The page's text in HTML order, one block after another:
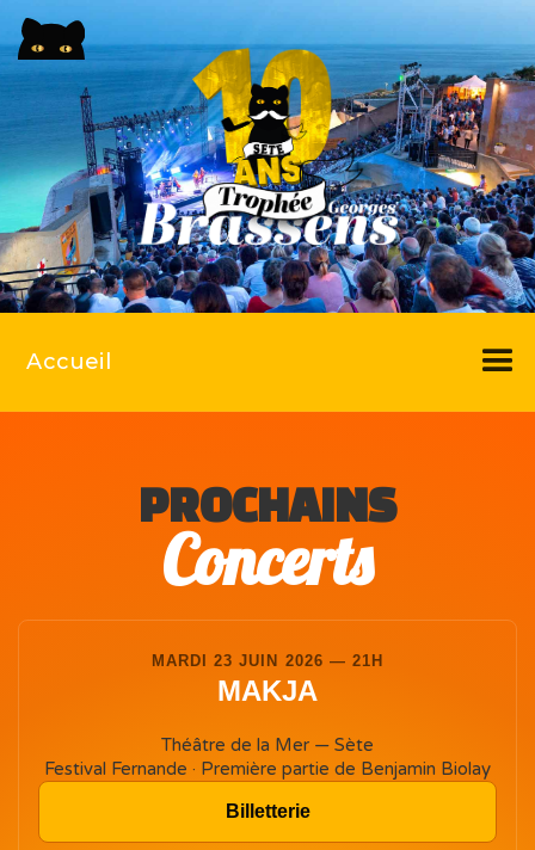
Accueil
PROCHAINS
Concerts
MARDI 23 JUIN 2026 — 21H
MAKJA
Théâtre de la Mer — Sète
Festival Fernande · Première partie de Benjamin Biolay
Billetterie